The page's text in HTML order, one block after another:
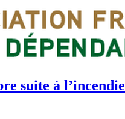
suite à l’incendie